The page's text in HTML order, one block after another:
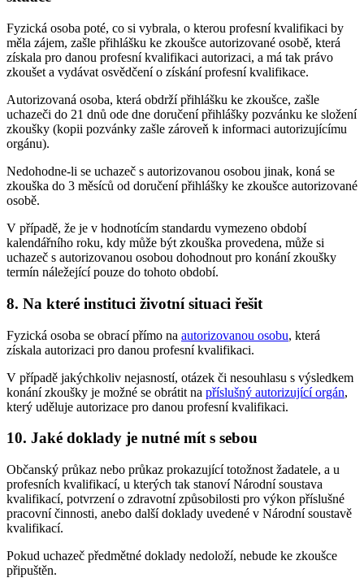
Fyzická osoba poté, co si vybrala, o kterou profesní kvalifikaci by
měla zájem, zašle přihlášku ke zkoušce autorizované osobě, která
získala pro danou profesní kvalifikaci autorizaci, a má tak právo
zkoušet a vydávat osvědčení o získání profesní kvalifikace.
Autorizovaná osoba, která obdrží přihlášku ke zkoušce, zašle
uchazeči do 21 dnů ode dne doručení přihlášky pozvánku ke složení
zkoušky (kopii pozvánky zašle zároveň k informaci autorizujícímu
orgánu).
Nedohodne-li se uchazeč s autorizovanou osobou jinak, koná se
zkouška do 3 měsíců od doručení přihlášky ke zkoušce autorizované
osobě.
V případě, že je v hodnotícím standardu vymezeno období
kalendářního roku, kdy může být zkouška provedena, může si
uchazeč s autorizovanou osobou dohodnout pro konání zkoušky
termín náležející pouze do tohoto období.
8. Na které instituci životní situaci řešit
Fyzická osoba se obrací přímo na autorizovanou osobu, která
získala autorizaci pro danou profesní kvalifikaci.
V případě jakýchkoliv nejasností, otázek či nesouhlasu s výsledkem
konání zkoušky je možné se obrátit na příslušný autorizující orgán,
který uděluje autorizace pro danou profesní kvalifikaci.
10. Jaké doklady je nutné mít s sebou
Občanský průkaz nebo průkaz prokazující totožnost žadatele, a u
profesních kvalifikací, u kterých tak stanoví Národní soustava
kvalifikací, potvrzení o zdravotní způsobilosti pro výkon příslušné
pracovní činnosti, anebo další doklady uvedené v Národní soustavě
kvalifikací.
Pokud uchazeč předmětné doklady nedoloží, nebude ke zkoušce
připuštěn.